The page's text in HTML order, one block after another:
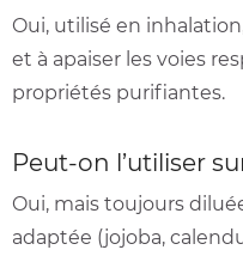
Oui, utilisé en
et à apaiser les voies
propriétés purifiantes.
Peut‑on l’utiliser
Oui, mais toujours
adaptée (jojoba,